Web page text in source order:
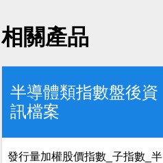
相關產品
半導體類指數盤後資
訊檔案
發行量加權股價指數_子指數_半